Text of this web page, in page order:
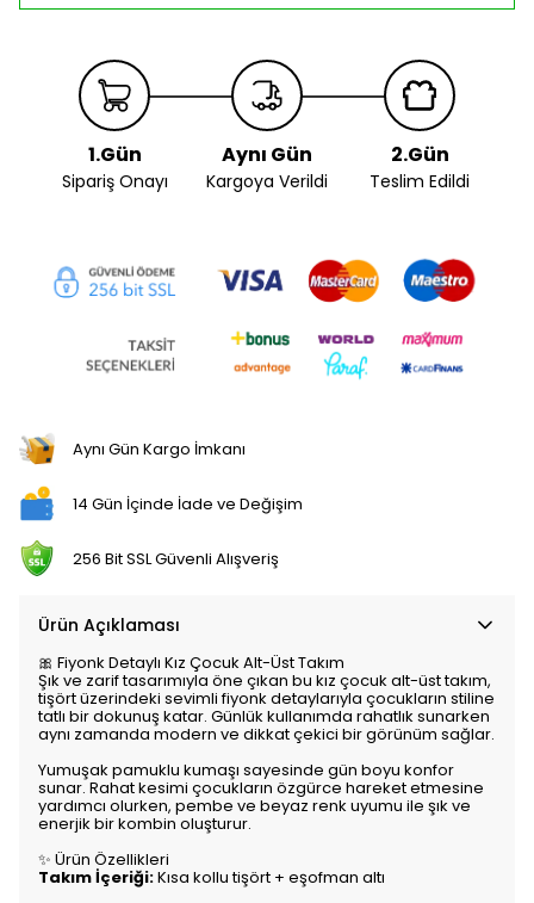
1.Gün
Sipariş Onayı
Aynı Gün
Kargoya Verildi
2.Gün
Teslim Edildi
Aynı Gün Kargo İmkanı
14 Gün İçinde İade ve Değişim
256 Bit SSL Güvenli Alışveriş
Ürün Açıklaması
🎀 Fiyonk Detaylı Kız Çocuk Alt-Üst Takım
Şık ve zarif tasarımıyla öne çıkan bu kız çocuk alt-üst takım,
tişört üzerindeki sevimli fiyonk detaylarıyla çocukların stiline
tatlı bir dokunuş katar. Günlük kullanımda rahatlık sunarken
aynı zamanda modern ve dikkat çekici bir görünüm sağlar.
Yumuşak pamuklu kumaşı sayesinde gün boyu konfor
sunar. Rahat kesimi çocukların özgürce hareket etmesine
yardımcı olurken, pembe ve beyaz renk uyumu ile şık ve
enerjik bir kombin oluşturur.
✨ Ürün Özellikleri
Takım İçeriği:Kısa kollu tişört + eşofman altı